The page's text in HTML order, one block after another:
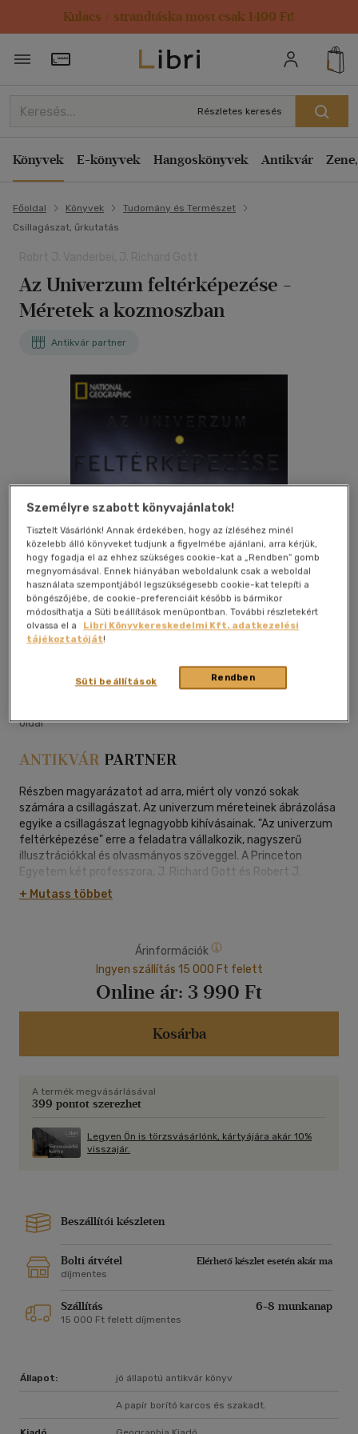
Kulacs / strandtáska most csak 1499 Ft!
Törzsvásárlói Kártya adatai
Részletes keresés
Könyvek E-könyvek Hangoskönyvek Antikvár
Főoldal Könyvek
Tudomány és Természet
Csillagászat, űrkutatás
Az Univerzum feltérképezése -
Méretek a kozmoszban
Antikvár partner
oldal
Részben magyarázatot ad arra, miért oly vonzó sokak
számára a csillagászat. Az univerzum méreteinek ábrázolása
egyike a csillagászat legnagyobb kihívásainak. "Az univerzum
feltérképezése" erre a feladatra vállalkozik, nagyszerű
illusztrációkkal és olvasmányos szöveggel. A Princeton
Egyetem két professzora, J. Richard Gott és Robert J.
Vanderbei saját, úttörő jellegű kutatásaik alapján, különféle
léptékű térképek, lélegzetelállító szépségű fényképek és
és érthető válaszokat adnak nagy kérdéseinkre. Mekkora a
Napunk? Mekkora a Naprendszer, s az ezt magába foglaló
galaxisunk? Mekkora a teljes látható világegyetem? Melyik a
kozmosz leghatalmasabb struktúrája? És honnan tudjuk
mindezt? S ha mindez nem elég, kötetben elsőként itt jelenik
meg Richard Gott rendkívül népszerű univerzumtérképének
+ Mutass többet
Árinformációk
Ingyen szállítás 15 000 Ft felett
Online ár: 3 990 Ft
Kosárba
A termék megvásárlásával
399 pontot szerezhet
Legyen Ön is törzsvásárlónk, kártyájára akár 10%
visszajár.
Beszállítói készleten
Bolti átvétel
Elérhető készlet esetén akár ma
díjmentes
Szállítás 6-8 munkanap
15 000 Ft felett díjmentes
Állapot: jó állapotú antikvár könyv
A papír borító karcos és szakadt.
Személyre szabott könyvajánlatok!
Tisztelt Vásárlónk! Annak érdekében, hogy az ízléséhez minél
közelebb álló könyveket tudjunk a figyelmébe ajánlani, arra kérjük,
hogy fogadja el az ehhez szükséges cookie-kat a „Rendben” gomb
megnyomásával. Ennek hiányában weboldalunk csak a weboldal
használata szempontjából legszükségesebb cookie-kat telepíti a
böngészőjébe, de cookie-preferenciáit később is bármikor
módosíthatja a Süti beállítások menüpontban. További részletekért
olvassa el a
Libri Könyvkereskedelmi Kft. adatkezelési
tájékoztatóját!
Rendben
Süti beállítások